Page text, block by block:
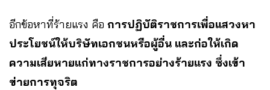
อีกข้อหาที่ร้ายแรง คือ การปฏิบัติราชการเพื่อแสวงหา
ประโยชน์ให้บริษัทเอกชนหรือผู้อื่น และก่อให้เกิด
ความเสียหายแก่ทางราชการอย่างร้ายแรง ซึ่งเข้า
ข่ายการทุจริต